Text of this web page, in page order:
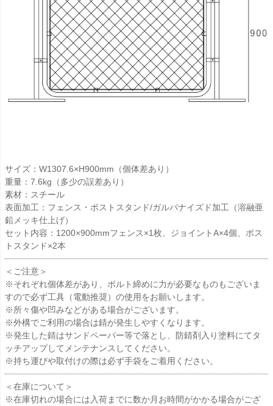
サイズ：W1307.6×H900mm（個体差あり）
重量：7.6kg（多少の誤差あり）
素材：スチール
表面加工：フェンス・ポストスタンド/ガルバナイズド加工（溶融亜
鉛メッキ仕上げ）
セット内容：1200×900mmフェンス×1枚、ジョイントA×4個、ポス
トスタンド×2本
＜ご注意＞
※それぞれ個体差があり、ボルト締めに力が必要なものもございま
すので必ず工具（電動推奨）の使用をお願いします。
※所々傷や凹みなどがある場合がございます。
※外構でご利用の場合は錆が発生しやすくなります。
※発生した錆はサンドペーパー等で落とし、防錆剤入り塗料にてタ
ッチアップしてメンテナンスしてください。
※持ち運びや取付けの際は必ず手袋をご着用ください。
＜在庫について＞
※在庫切れの場合には入荷までに数か月お時間がかかる場合がござ